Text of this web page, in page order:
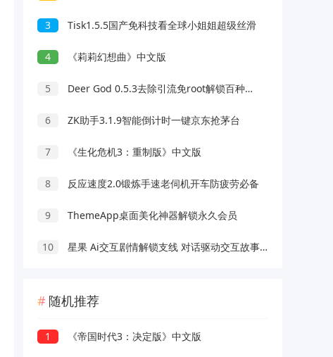
3 Tisk1.5.5国产免科技看全球小姐姐超级丝滑
4 《莉莉幻想曲》中文版
5 Deer God 0.5.3去除引流免root解锁百种软件会员
6 ZK助手3.1.9智能倒计时一键京东抢茅台
7 《生化危机3：重制版》中文版
8 反应速度2.0锻炼手速老伺机开车防疲劳必备
9 ThemeApp桌面美化神器解锁永久会员
10 星果 Ai交互剧情解锁支线 对话驱动交互故事剧情
随机推荐
1 《帝国时代3：决定版》中文版